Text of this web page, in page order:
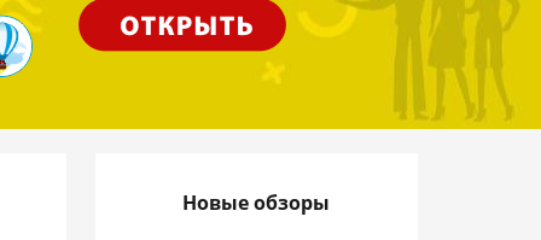
Новые обзоры